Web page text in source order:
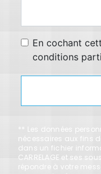
En cochant
conditions
** Les données
nécessaires aux fins
dans un fichier
CARRELAGE et ses
répondre à votre